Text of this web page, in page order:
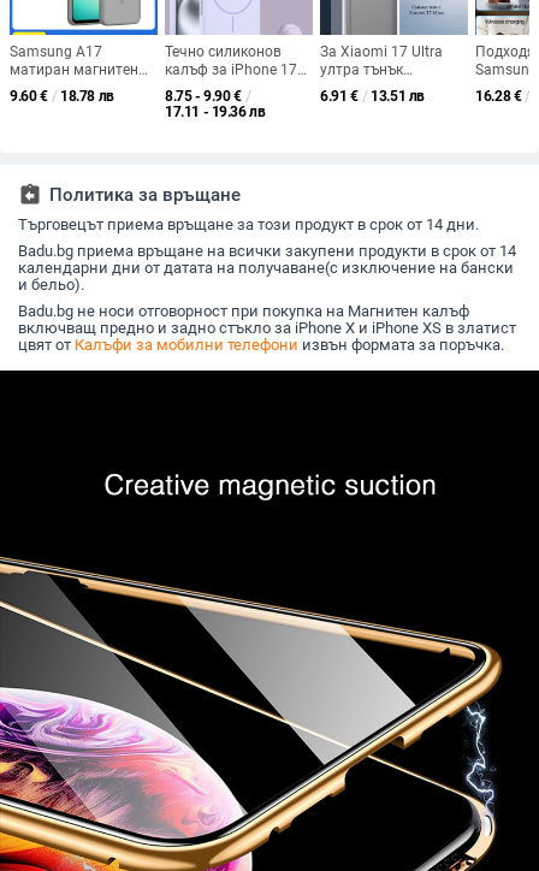
Samsung A17
матиран магнитен
кейс 2-в-1 със
усещане за кожа,
синьо, черно
9.60€ / 18.78 лв
Течно силиконов
калъф за iPhone 17
Pro с магнитен
пръстен — приятен
8.75 - 9.90€ /
17.11 - 19.36 лв
За Xiaomi 17 Ultra
ултра тънък
прозрачен PP калъф,
не пожълтява,
6.91 € / 13.51 лв
карти,
16.28€ /
assignment_return Политика за връщане
Търговецът приема връщане за този продукт в срок от 14 дни.
Badu.bg приема връщане на всички закупени продукти в срок от 14
календарни дни от датата на получаване(с изключение на бански
и бельо).
Badu.bg не носи отговорност при покупка на Магнитен калъф
включващ предно и задно стъкло за iPhone X и iPhone XS в златист
цвят от Калъфи за мобилни телефони извън формата за поръчка.